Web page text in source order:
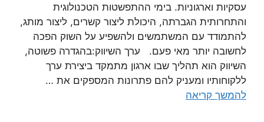
עסקיות וארגוניות. בימי ההתפשטות הטכנולוגית
והתחרותית הגברתה, היכולת ליצור קשרים, ליצור מותג,
להתמודד עם המשתמשים ולהשפיע על השוק הפכה
לחשובה יותר מאי פעם. ערך השיווק:בהגדרה פשוטה,
השיווק הוא תהליך שבו ארגון מתמקד ביצירת ערך
ללקוחותיו ומעניק להם פתרונות המספקים את …
להמשך קריאה